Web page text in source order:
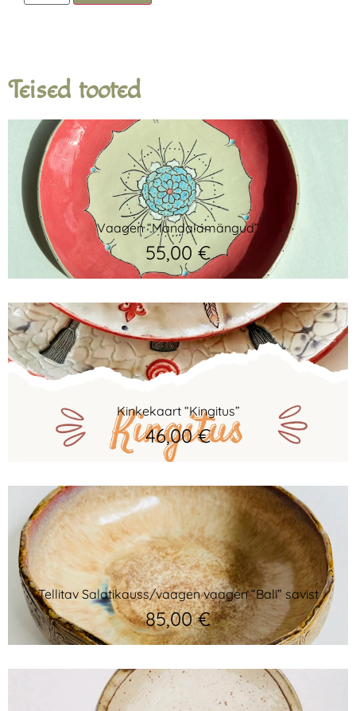
Teised tooted
Vaagen “Mandalamängud”
55,00€
Kinkekaart “Kingitus”
46,00€
Tellitav Salatikauss/vaagen vaagen “Bali” savist
85,00€